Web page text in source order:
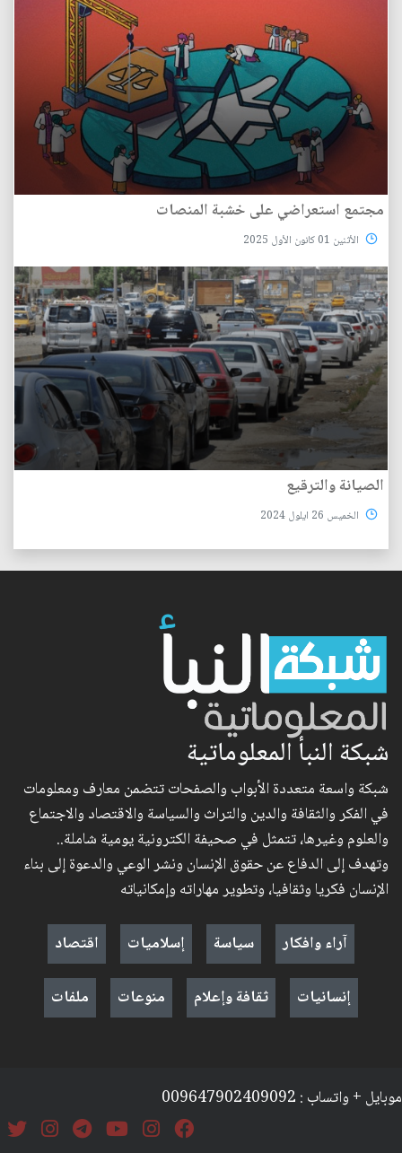
مجتمع‭ ‬استعراضي على‭ ‬خشبة‭ ‬المنصات
الأثنين 01 كانون الأول 2025
الصيانة‭ ‬والترقيع
الخميس 26 ايلول 2024
شبكة النبأ المعلوماتية
شبكة واسعة متعددة الأبواب والصفحات تتضمن معارف ومعلومات
في الفكر والثقافة والدين والتراث والسياسة والاقتصاد والاجتماع
والعلوم وغيرها، تتمثل في صحيفة الكترونية يومية شاملة..
وتهدف إلى الدفاع عن حقوق الإنسان ونشر الوعي والدعوة إلى بناء
الإنسان فكريا وثقافيا، وتطوير مهاراته وإمكانياته
آراء وافكار
سياسة إسلاميات
اقتصاد
إنسانيات
ثقافة وإعلام منوعات ملفات
موبايل + واتساب : 009647902409092